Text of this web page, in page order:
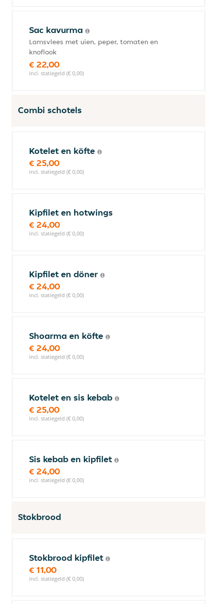
Sac kavurma
Lamsvlees met uien, peper, tomaten en
knoflook
€ 22,00
incl. statiegeld (€ 0,00)
Combi schotels
Kotelet en köfte
€ 25,00
incl. statiegeld (€ 0,00)
Kipfilet en hotwings
€ 24,00
incl. statiegeld (€ 0,00)
Kipfilet en döner
€ 24,00
incl. statiegeld (€ 0,00)
Shoarma en köfte
€ 24,00
incl. statiegeld (€ 0,00)
Kotelet en sis kebab
€ 25,00
incl. statiegeld (€ 0,00)
Sis kebab en kipfilet
€ 24,00
incl. statiegeld (€ 0,00)
Stokbrood
Stokbrood kipfilet
€ 11,00
incl. statiegeld (€ 0,00)